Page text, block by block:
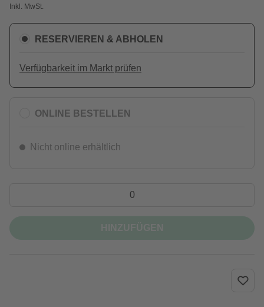
Inkl. MwSt.
RESERVIEREN & ABHOLEN
Verfügbarkeit im Markt prüfen
ONLINE BESTELLEN
Nicht online erhältlich